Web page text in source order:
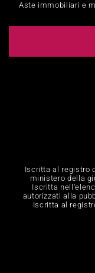
Aste immobiliari e
Iscritta al registro
ministero della
Iscritta
autorizzati alla
Iscritta al